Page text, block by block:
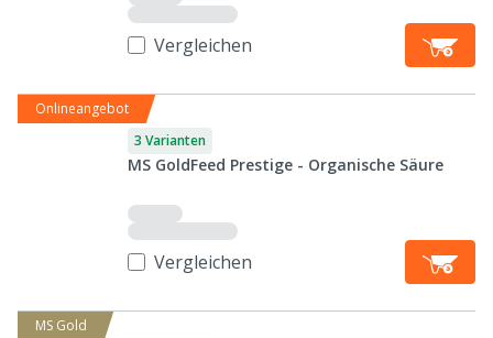
Vergleichen
Onlineangebot
3 Varianten
MS GoldFeed Prestige - Organische Säure
Vergleichen
MS Gold